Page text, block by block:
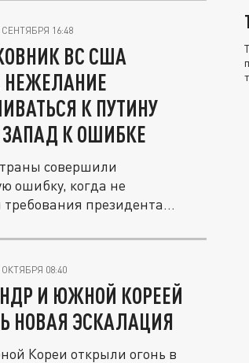
СЕНТЯБРЯ 16:48
ВС США
К ПУТИНУ
К ОШИБКЕ
совершили
ошибку, когда не
президента
ОКТЯБРЯ 08:40
И ЮЖНОЙ КОРЕЕЙ
НОВАЯ ЭСКАЛАЦИЯ
Кореи открыли огонь в